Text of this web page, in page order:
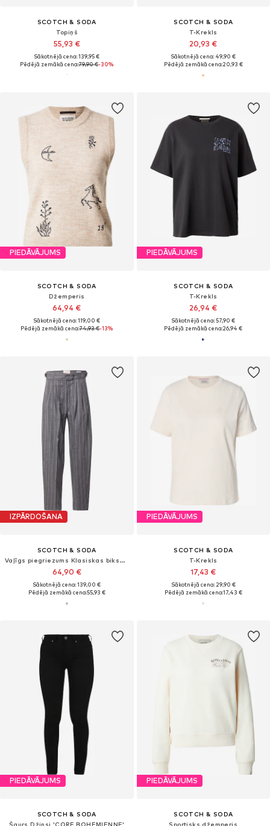
SCOTCH & SODA
Topiņš
55,93 €
Sākotnējā cena: 139,95 €
Pēdējā zemākā cena:79,90 €-30%
SCOTCH & SODA
T-Krekls
20,93 €
Sākotnējā cena: 49,90 €
Pēdējā zemākā cena:20,93 €
PIEDĀVĀJUMS
SCOTCH & SODA
Džemperis
64,94 €
Sākotnējā cena: 119,00 €
Pēdējā zemākā cena:74,93 €-13%
PIEDĀVĀJUMS
SCOTCH & SODA
T-Krekls
26,94 €
Sākotnējā cena: 57,90 €
Pēdējā zemākā cena:26,94 €
IZPĀRDOŠANA
SCOTCH & SODA
Vaļīgs piegriezums Klasiskas bikses 'QUINN'
64,90 €
Sākotnējā cena: 139,00 €
Pēdējā zemākā cena:55,93 €
PIEDĀVĀJUMS
SCOTCH & SODA
T-Krekls
17,43 €
Sākotnējā cena: 29,90 €
Pēdējā zemākā cena:17,43 €
PIEDĀVĀJUMS
SCOTCH & SODA
Šaurs Džinsi 'CORE BOHEMIENNE'
PIEDĀVĀJUMS
SCOTCH & SODA
Sportisks džemperis